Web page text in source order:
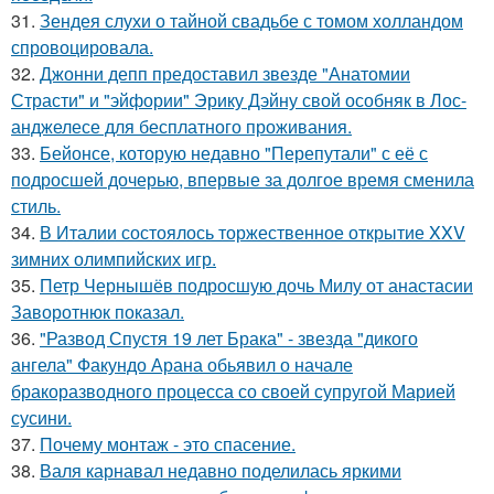
31. Зендея слухи о тайной свадьбе с томом холландом
спровоцировала.
32. Джонни депп предоставил звезде "Анатомии
Страсти" и "эйфории" Эрику Дэйну свой особняк в Лос-
анджелесе для бесплатного проживания.
33. Бейонсе, которую недавно "Перепутали" с её с
подросшей дочерью, впервые за долгое время сменила
стиль.
34. В Италии состоялось торжественное открытие XXV
зимних олимпийских игр.
35. Петр Чернышёв подросшую дочь Милу от анастасии
Заворотнюк показал.
36. "Развод Спустя 19 лет Брака" - звезда "дикого
ангела" Факундо Арана обьявил о начале
бракоразводного процесса со своей супругой Марией
сусини.
37. Почему монтаж - это спасение.
38. Валя карнавал недавно поделилась яркими